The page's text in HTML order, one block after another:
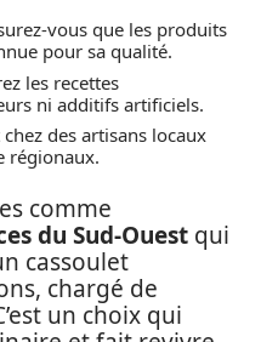
vous que les produits
pour sa qualité.
les recettes
ni additifs artificiels.
chez des artisans locaux
régionaux.
comme
du Sud-Ouest qui
cassoulet
chargé de
un choix qui